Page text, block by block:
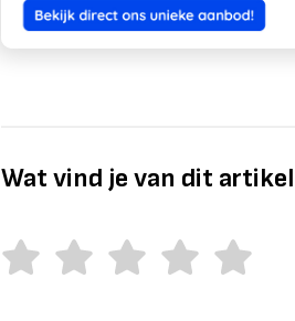
Wat vind je van dit